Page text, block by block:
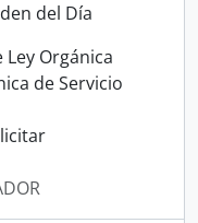
del Día
Orgánica
de Servicio